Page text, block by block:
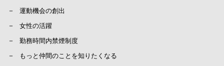
運動機会の創出
女性の活躍
勤務時間内禁煙制度
もっと仲間のことを知りたくなる